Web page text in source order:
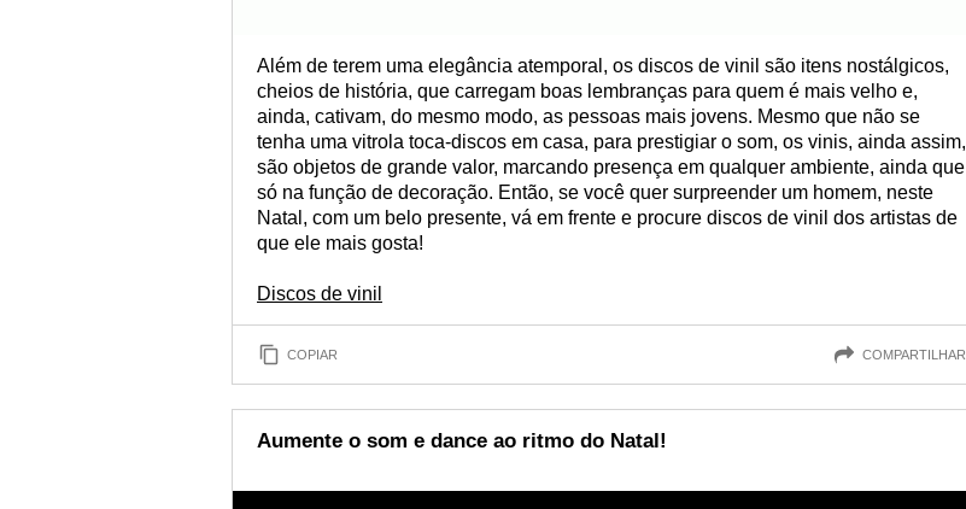
Além de terem uma elegância atemporal, os discos de vinil são itens nostálgicos,
cheios de história, que carregam boas lembranças para quem é mais velho e,
ainda, cativam, do mesmo modo, as pessoas mais jovens. Mesmo que não se
tenha uma vitrola toca-discos em casa, para prestigiar o som, os vinis, ainda assim,
são objetos de grande valor, marcando presença em qualquer ambiente, ainda que
só na função de decoração. Então, se você quer surpreender um homem, neste
Natal, com um belo presente, vá em frente e procure discos de vinil dos artistas de
que ele mais gosta!
Discos de vinil
COPIAR COMPARTILHAR
Aumente o som e dance ao ritmo do Natal!